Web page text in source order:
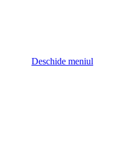
Deschide meniul